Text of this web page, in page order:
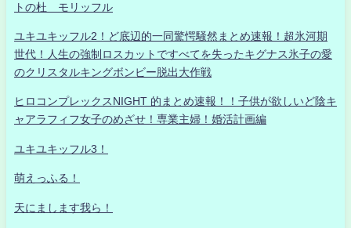
トの杜 モリッフル
ユキユキッフル2！ど底辺的一同驚愕騒然まとめ速報！超氷河期
世代！人生の強制ロスカットですべてを失ったキグナス氷子の愛
のクリスタルキングボンビー脱出大作戦
ヒロコンプレックスNIGHT 的まとめ速報！！子供が欲しいど陰キ
ャアラフィフ女子のめざせ！専業主婦！婚活計画編
ユキユキッフル3！
萌えっふる！
天にまします我ら！